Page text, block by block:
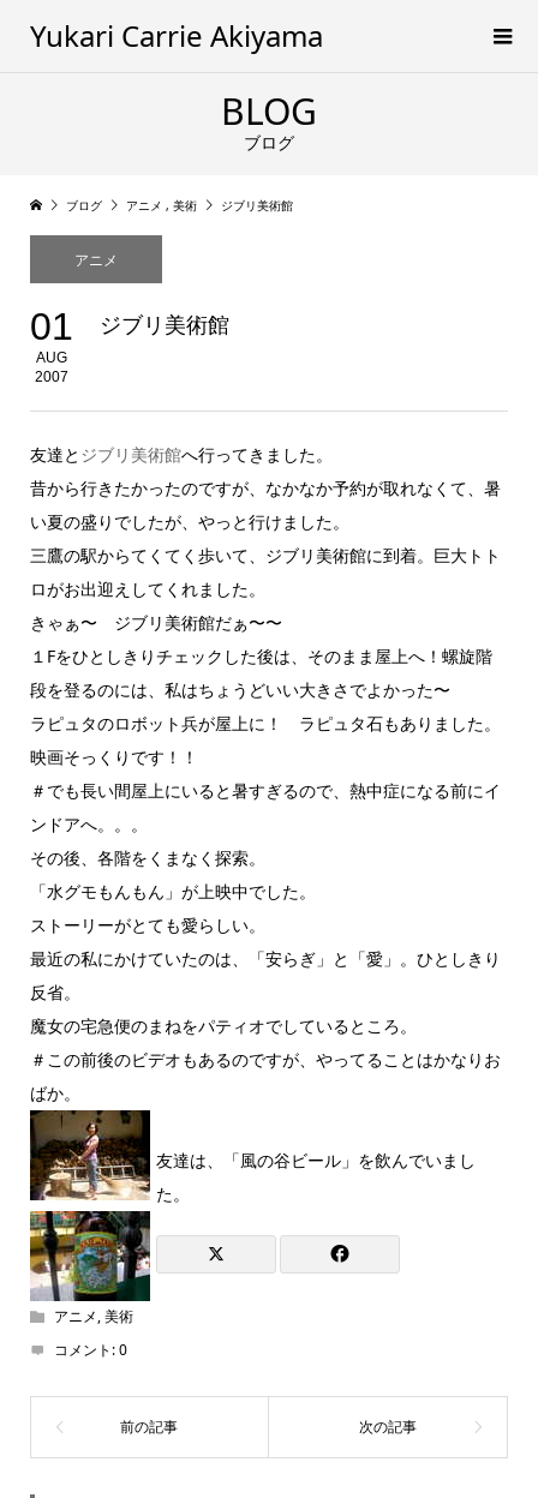
Yukari Carrie Akiyama
BLOG
ブログ
ブログ アニメ , 美術 ジブリ美術館
アニメ
01
AUG
2007
ジブリ美術館
友達と ジブリ美術館へ行ってきました。
昔から行きたかったのですが、なかなか予約が取れなくて、暑
い夏の盛りでしたが、やっと行けました。
三鷹の駅からてくてく歩いて、ジブリ美術館に到着。巨大トト
ロがお出迎えしてくれました。
きゃぁ〜 ジブリ美術館だぁ〜〜
１Fをひとしきりチェックした後は、そのまま屋上へ！螺旋階
段を登るのには、私はちょうどいい大きさでよかった〜
ラピュタのロボット兵が屋上に！ ラピュタ石もありました。
映画そっくりです！！
＃でも長い間屋上にいると暑すぎるので、熱中症になる前にイ
ンドアへ。。。
その後、各階をくまなく探索。
「水グモもんもん」が上映中でした。
ストーリーがとても愛らしい。
最近の私にかけていたのは、「安らぎ」と「愛」。ひとしきり
反省。
魔女の宅急便のまねをパティオでしているところ。
＃この前後のビデオもあるのですが、やってることはかなりお
ばか。
友達は、「風の谷ビール」を飲んでいまし
た。
アニメ,美術
コメント:0